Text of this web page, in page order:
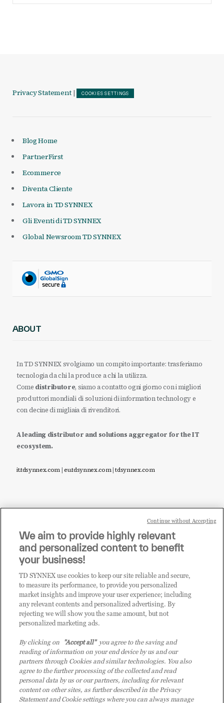
Articoli
Privacy Statement | COOKIES SETTINGS
Blog Home
PartnerFirst
Ecommerce
Diventa Cliente
Lavora in TD SYNNEX
Gli Eventi di TD SYNNEX
Global Newsroom TD SYNNEX
ABOUT
In TD SYNNEX svolgiamo un compito importante: trasferiamo
tecnologia da chi la produce a chi la utilizza.
Come distributore, siamo a contatto ogni giorno con i migliori
produttori mondiali di soluzioni di information technology e
con decine di migliaia di rivenditori.
A leading distributor and solutions aggregator for the IT
ecosystem.
it.tdsynnex.com|eu.tdsynnex.com|tdsynnex.com
Sei un rivenditore di tecnologia e desideri acquistare
i prodotti o le soluzioni trattate sul blog?
CLICCA QUI E DIVENTA
CLIENTE TD SYNNEX
We aim to provide highly relevant
and personalized content to benefit
your business!
TD SYNNEX use cookies to keep our site reliable and secure,
to measure its performance, to provide you personalized
market insights and improve your user experience; including
any relevant contents and personalized advertising. By
rejecting we will show you the same amount, but not
personalized marketing ads.
By clicking on "Accept all"you agree to the saving and
reading of information on your end device by us and our
partners through Cookies and similar technologies. You also
agree to the further processing of the collected and read
personal data by us or our partners, including for relevant
content on other sites, as further described in the Privacy
Statement and Cookie settings where you can always manage
Continue without Accepting